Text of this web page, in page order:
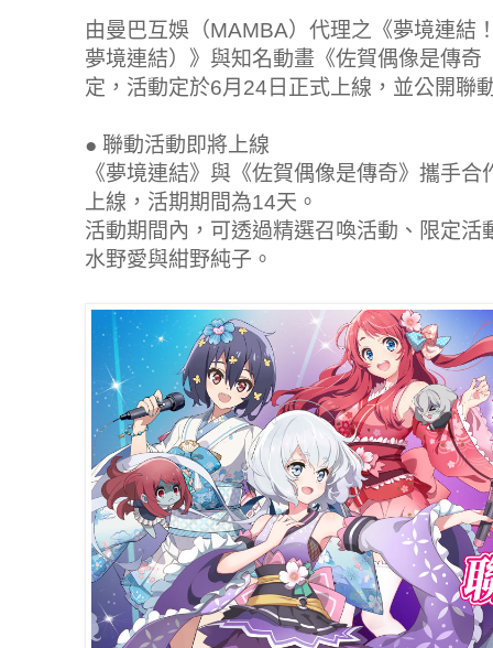
由曼巴互娛（MAMBA）代理之《夢境連結
夢境連結）》與知名動畫《佐賀偶像是傳
定，活動定於6月24日正式上線，並公開聯
● 聯動活動即將上線
《夢境連結》與《佐賀偶像是傳奇》攜手
上線，活期期間為14天。
活動期間內，可透過精選召喚活動、限定
水野愛與紺野純子。